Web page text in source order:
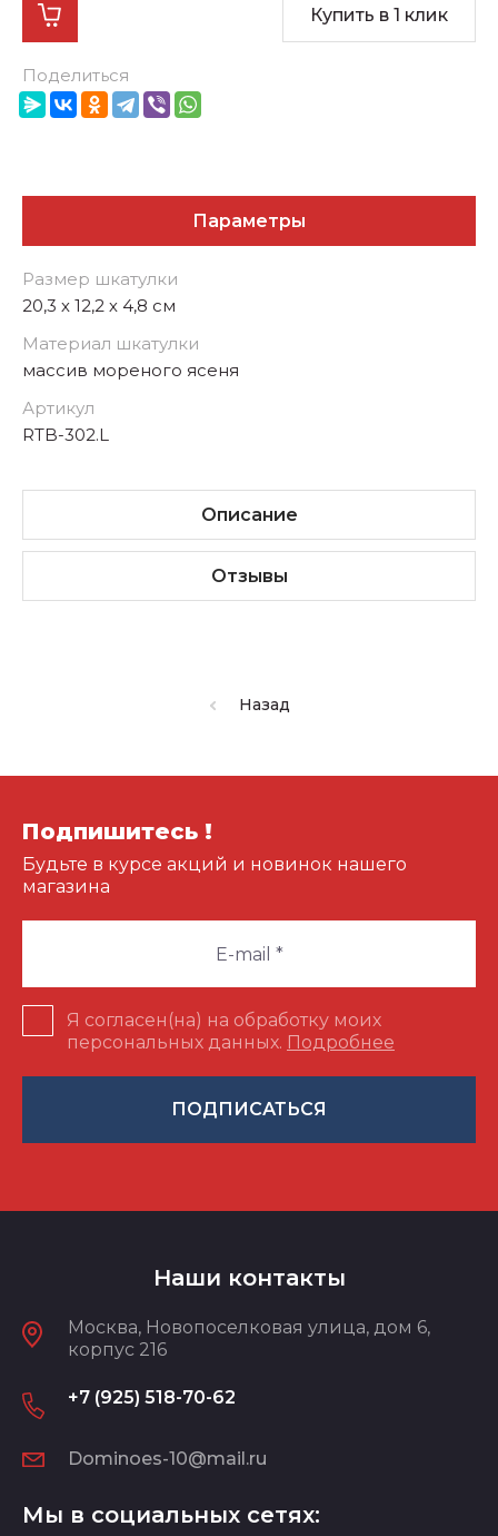
Купить в 1 клик
Поделиться
Параметры
Размер шкатулки
20,3 х 12,2 х 4,8 см
Материал шкатулки
массив мореного ясеня
Артикул
RTB-302.L
Описание
Отзывы
Назад
Подпишитесь !
Будьте в курсе акций и новинок нашего
магазина
Я согласен(на) на обработку моих
персональных данных. Подробнее
ПОДПИСАТЬСЯ
Наши контакты
Москва, Новопоселковая улица, дом 6,
корпус 216
+7 (925) 518-70-62
Dominoes-10@mail.ru
Мы в социальных сетях: